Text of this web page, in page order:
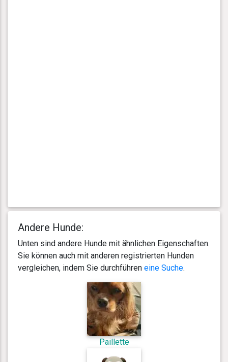
Andere Hunde:
Unten sind andere Hunde mit ähnlichen Eigenschaften.
Sie können auch mit anderen registrierten Hunden
vergleichen, indem Sie durchführen eine Suche.
Paillette